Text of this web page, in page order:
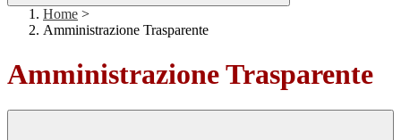
Home >
Amministrazione Trasparente
Amministrazione Trasparente